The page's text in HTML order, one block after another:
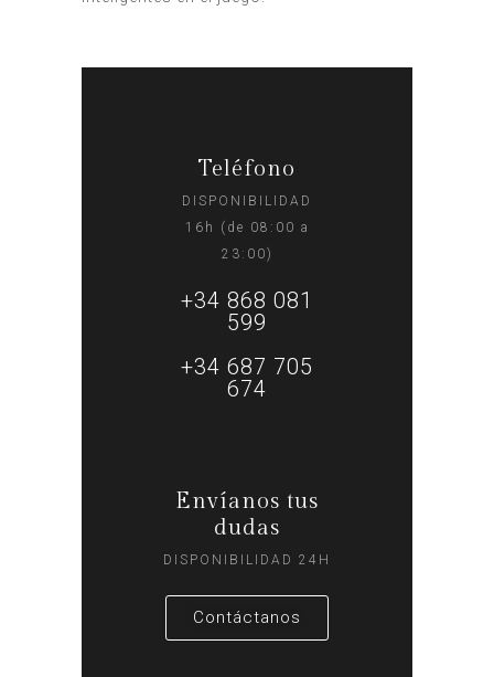
Teléfono
DISPONIBILIDAD
16h (de 08:00 a
23:00)
+34 868 081
599
+34 687 705
674
Envíanos tus
dudas
DISPONIBILIDAD 24H
Contáctanos